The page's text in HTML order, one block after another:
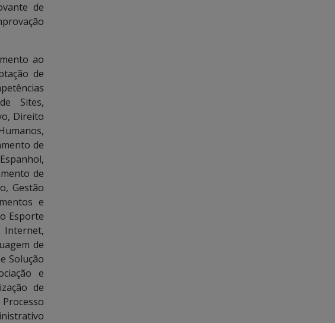
de
ao
de
Sites,
Direito
de
de
Gestão
e
Esporte
Internet,
de
Solução
e
de